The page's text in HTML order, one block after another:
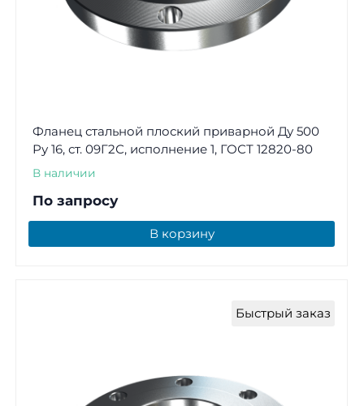
Фланец стальной плоский приварной Ду 500
Ру 16, ст. 09Г2С, исполнение 1, ГОСТ 12820-80
В наличии
По запросу
В корзину
Быстрый заказ